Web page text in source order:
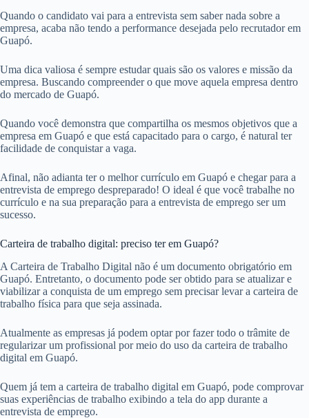
Quando o candidato vai para a entrevista sem saber nada sobre a
empresa, acaba não tendo a performance desejada pelo recrutador em
Guapó.
Uma dica valiosa é sempre estudar quais são os valores e missão da
empresa. Buscando compreender o que move aquela empresa dentro
do mercado de Guapó.
Quando você demonstra que compartilha os mesmos objetivos que a
empresa em Guapó e que está capacitado para o cargo, é natural ter
facilidade de conquistar a vaga.
Afinal, não adianta ter o melhor currículo em Guapó e chegar para a
entrevista de emprego despreparado! O ideal é que você trabalhe no
currículo e na sua preparação para a entrevista de emprego ser um
sucesso.
Carteira de trabalho digital: preciso ter em Guapó?
A Carteira de Trabalho Digital não é um documento obrigatório em
Guapó. Entretanto, o documento pode ser obtido para se atualizar e
viabilizar a conquista de um emprego sem precisar levar a carteira de
trabalho física para que seja assinada.
Atualmente as empresas já podem optar por fazer todo o trâmite de
regularizar um profissional por meio do uso da carteira de trabalho
digital em Guapó.
Quem já tem a carteira de trabalho digital em Guapó, pode comprovar
suas experiências de trabalho exibindo a tela do app durante a
entrevista de emprego.